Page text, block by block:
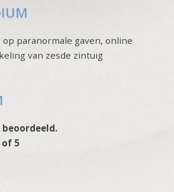
op paranormale gaven, online
van zesde zintuig
beoordeeld.
of 5